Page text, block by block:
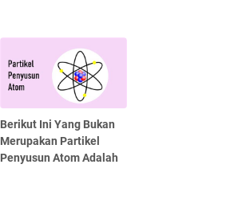
Berikut Ini Yang Bukan
Merupakan Partikel
Penyusun Atom Adalah